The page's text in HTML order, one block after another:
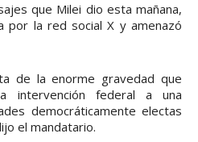
que Milei dio esta mañana,
por la red social X y amenazó
de la enorme gravedad que
intervención federal a una
democráticamente electas
el mandatario.